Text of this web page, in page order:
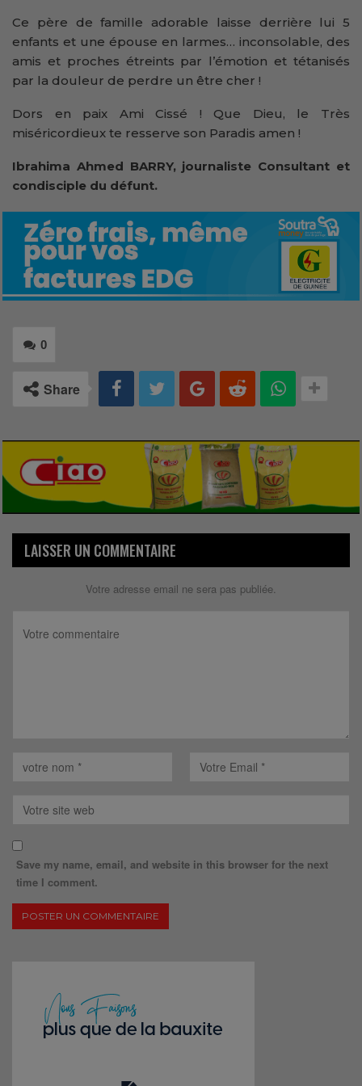
Ce père de famille adorable laisse derrière lui 5
enfants et une épouse en larmes… inconsolable, des
amis et proches étreints par l’émotion et tétanisés
par la douleur de perdre un être cher !
Dors en paix Ami Cissé ! Que Dieu, le Très
miséricordieux te resserve son Paradis amen !
Ibrahima Ahmed BARRY, journaliste Consultant et
condisciple du défunt.
0
Share
LAISSER UN COMMENTAIRE
Votre adresse email ne sera pas publiée.
Save my name, email, and website in this browser for the next
time I comment.